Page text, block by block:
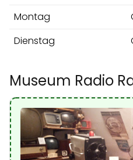
Montag
Dienstag
Museum Radio